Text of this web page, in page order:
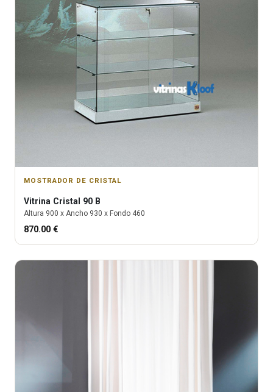
MOSTRADOR DE CRISTAL
Vitrina Cristal 90 B
Altura 900 x Ancho 930 x Fondo 460
870.00 €